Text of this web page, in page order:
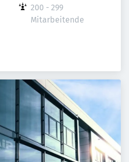
200 - 299
Mitarbeitende